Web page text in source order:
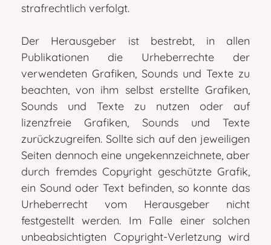
strafrechtlich verfolgt.
Der Herausgeber ist bestrebt, in allen
Publikationen die Urheberrechte der
verwendeten Grafiken, Sounds und Texte zu
beachten, von ihm selbst erstellte Grafiken,
Sounds und Texte zu nutzen oder auf
lizenzfreie Grafiken, Sounds und Texte
zurückzugreifen. Sollte sich auf den jeweiligen
Seiten dennoch eine ungekennzeichnete, aber
durch fremdes Copyright geschützte Grafik,
ein Sound oder Text befinden, so konnte das
Urheberrecht vom Herausgeber nicht
festgestellt werden. Im Falle einer solchen
unbeabsichtigten Copyright-Verletzung wird